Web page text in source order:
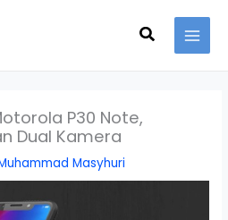
Search
P30 Note,
Dual Kamera
Masyhuri